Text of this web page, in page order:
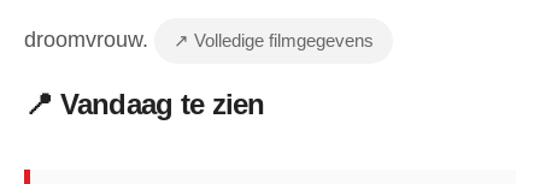
droomvrouw. ↗ Volledige filmgegevens
📍 Vandaag te zien